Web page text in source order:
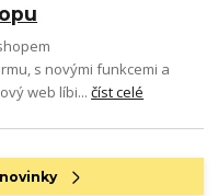
s novými funkcemi a
web líbi...číst celé